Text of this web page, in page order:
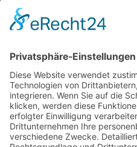
Verband Deutscher
Verbandsverwaltung
Am Rosenbraken 12
E-Mail
Diese E-Mail-Adresse ist vor
muss JavaScript eingeschaltet sein!
Diese E-Mail-Adresse ist vor
muss JavaScript eingeschaltet sein!